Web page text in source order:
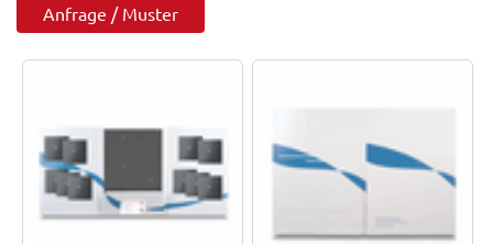
Anfrage / Muster